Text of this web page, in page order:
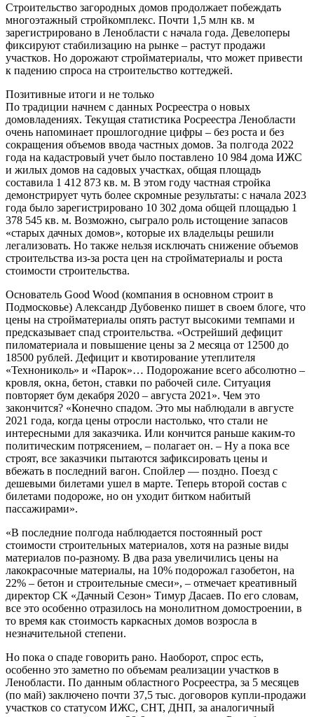
Строительство загородных домов продолжает побеждать
многоэтажный стройкомплекс. Почти 1,5 млн кв. м
зарегистрировано в Ленобласти с начала года. Девелоперы
фиксируют стабилизацию на рынке – растут продажи
участков. Но дорожают стройматериалы, что может привести
к падению спроса на строительство коттеджей.
Позитивные итоги и не только
По традиции начнем с данных Росреестра о новых
домовладениях. Текущая статистика Росреестра Ленобласти
очень напоминает прошлогодние цифры – без роста и без
сокращения объемов ввода частных домов. За полгода 2022
года на кадастровый учет было поставлено 10 984 дома ИЖС
и жилых домов на садовых участках, общая площадь
составила 1 412 873 кв. м. В этом году частная стройка
демонстрирует чуть более скромные результаты: с начала 2023
года было зарегистрировано 10 302 дома общей площадью 1
378 545 кв. м. Возможно, сыграло роль истощение запасов
«старых дачных домов», которые их владельцы решили
легализовать. Но также нельзя исключать снижение объемов
строительства из-за роста цен на стройматериалы и роста
стоимости строительства.
Основатель Good Wood (компания в основном строит в
Подмосковье) Александр Дубовенко пишет в своем блоге, что
цены на стройматериалы опять растут высокими темпами и
предсказывает спад строительства. «Острейший дефицит
пиломатериала и повышение цены за 2 месяца от 12500 до
18500 рублей. Дефицит и квотирование утеплителя
«Технониколь» и «Парок»… Подорожание всего абсолютно –
кровля, окна, бетон, ставки по рабочей силе. Ситуация
повторяет бум декабря 2020 – августа 2021». Чем это
закончится? «Конечно спадом. Это мы наблюдали в августе
2021 года, когда цены отросли настолько, что стали не
интересными для заказчика. Или кончится раньше каким-то
политическим потрясением, – полагает он. – Ну а пока все
строят, все заказчики пытаются зафиксировать цены и
вбежать в последний вагон. Спойлер — поздно. Поезд с
дешевыми билетами ушел в марте. Теперь второй состав с
билетами подороже, но он уходит битком набитый
пассажирами».
«В последние полгода наблюдается постоянный рост
стоимости строительных материалов, хотя на разные виды
материалов по-разному. В два раза увеличились цены на
лакокрасочные материалы, на 10% подорожал газобетон, на
22% – бетон и строительные смеси», – отмечает креативный
директор СК «Дачный Сезон» Тимур Дасаев. По его словам,
все это особенно отразилось на монолитном домостроении, в
то время как стоимость каркасных домов возросла в
незначительной степени.
Но пока о спаде говорить рано. Наоборот, спрос есть,
особенно это заметно по объемам реализации участков в
Ленобласти. По данным областного Росреестра, за 5 месяцев
(по май) заключено почти 37,5 тыс. договоров купли-продажи
участков со статусом ИЖС, СНТ, ДНП, за аналогичный